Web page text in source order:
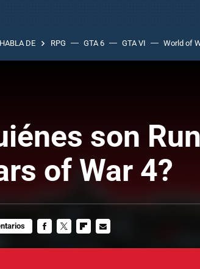
DE RPG GTA 6 GTA VI World of
son
of War 4?